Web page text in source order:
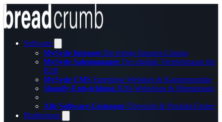
Software
MySyde Intranet Die fertige Intranet-Lösung
MySyde Salesmanager Der digitale Vertriebsraum für
B2B
MySyde CMS Enterprise Websites & Karriereportale
Shopify-Entwicklung B2B-Webshops & Migrationen
Alle Software-Lösungen Übersicht & Produkt-Finder
Plattformen